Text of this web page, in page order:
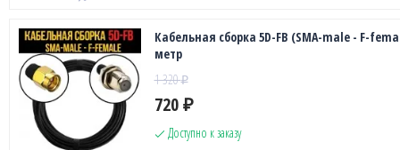
Кабельная сборка 5D-FB (SMA-male - F-
метр
1 320₽
720 ₽
Доступно к заказу